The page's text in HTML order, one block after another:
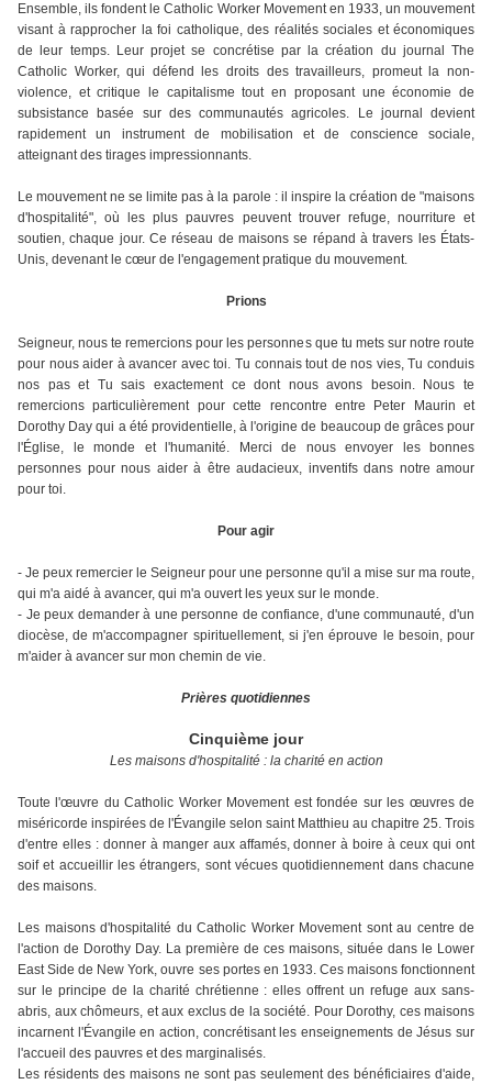
Ensemble, ils fondent le Catholic Worker Movement en 1933, un mouvement
visant à rapprocher la foi catholique, des réalités sociales et économiques
de leur temps. Leur projet se concrétise par la création du journal The
Catholic Worker, qui défend les droits des travailleurs, promeut la non-
violence, et critique le capitalisme tout en proposant une économie de
subsistance basée sur des communautés agricoles. Le journal devient
rapidement un instrument de mobilisation et de conscience sociale,
atteignant des tirages impressionnants.
Le mouvement ne se limite pas à la parole : il inspire la création de "maisons
d'hospitalité", où les plus pauvres peuvent trouver refuge, nourriture et
soutien, chaque jour. Ce réseau de maisons se répand à travers les États-
Unis, devenant le cœur de l'engagement pratique du mouvement.
Prions
Seigneur, nous te remercions pour les personnes que tu mets sur notre route
pour nous aider à avancer avec toi. Tu connais tout de nos vies, Tu conduis
nos pas et Tu sais exactement ce dont nous avons besoin. Nous te
remercions particulièrement pour cette rencontre entre Peter Maurin et
Dorothy Day qui a été providentielle, à l'origine de beaucoup de grâces pour
l'Église, le monde et l'humanité. Merci de nous envoyer les bonnes
personnes pour nous aider à être audacieux, inventifs dans notre amour
pour toi.
Pour agir
- Je peux remercier le Seigneur pour une personne qu'il a mise sur ma route,
qui m'a aidé à avancer, qui m'a ouvert les yeux sur le monde.
- Je peux demander à une personne de confiance, d'une communauté, d'un
diocèse, de m'accompagner spirituellement, si j'en éprouve le besoin, pour
m'aider à avancer sur mon chemin de vie.
Prières quotidiennes
Cinquième jour
Les maisons d'hospitalité : la charité en action
Toute l'œuvre du Catholic Worker Movement est fondée sur les œuvres de
miséricorde inspirées de l'Évangile selon saint Matthieu au chapitre 25. Trois
d'entre elles : donner à manger aux affamés, donner à boire à ceux qui ont
soif et accueillir les étrangers, sont vécues quotidiennement dans chacune
des maisons.
Les maisons d'hospitalité du Catholic Worker Movement sont au centre de
l'action de Dorothy Day. La première de ces maisons, située dans le Lower
East Side de New York, ouvre ses portes en 1933. Ces maisons fonctionnent
sur le principe de la charité chrétienne : elles offrent un refuge aux sans-
abris, aux chômeurs, et aux exclus de la société. Pour Dorothy, ces maisons
incarnent l'Évangile en action, concrétisant les enseignements de Jésus sur
l'accueil des pauvres et des marginalisés.
Les résidents des maisons ne sont pas seulement des bénéficiaires d'aide,